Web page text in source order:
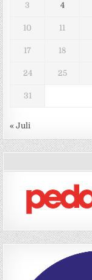
3 4
10 11
17 18
24 25
31
« Juli